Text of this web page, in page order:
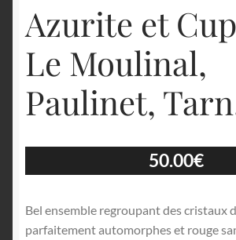
Azurite et
Le Moulinal,
Paulinet,
50.00€
Bel ensemble regroupant des cristaux
parfaitement automorphes et rouge